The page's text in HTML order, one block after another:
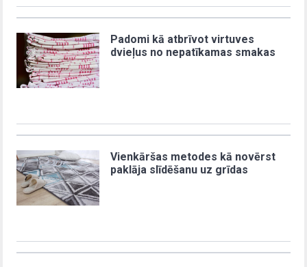
Padomi kā atbrīvot virtuves
dvieļus no nepatīkamas smakas
Vienkāršas metodes kā novērst
paklāja slīdēšanu uz grīdas